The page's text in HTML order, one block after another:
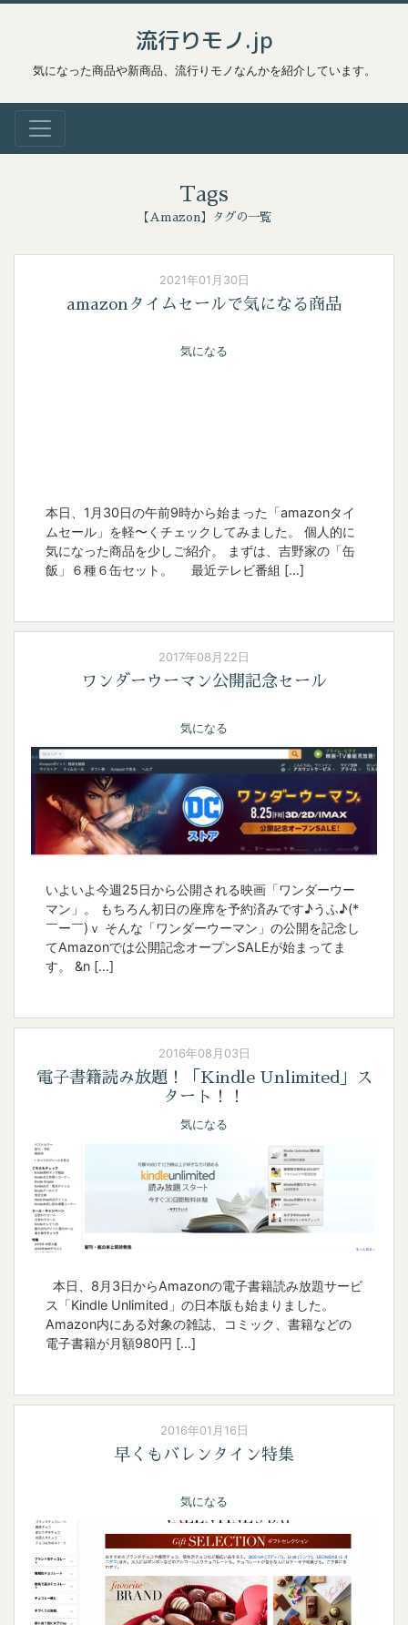
流行りモノ.jp
気になった商品や新商品、流行りモノなんかを紹介しています。
Tags
【Amazon】タグの一覧
2021年01月30日
amazonタイムセールで気になる商品
気になる
本日、1月30日の午前9時から始まった「amazonタイ
ムセール」を軽〜くチェックしてみました。 個人的に
気になった商品を少しご紹介。 まずは、吉野家の「缶
飯」６種６缶セット。 最近テレビ番組 […]
2017年08月22日
ワンダーウーマン公開記念セール
気になる
いよいよ今週25日から公開される映画「ワンダーウー
マン」。 もちろん初日の座席を予約済みです♪うふ♪(*
￣ー￣)ｖ そんな「ワンダーウーマン」の公開を記念し
てAmazonでは公開記念オープンSALEが始まってま
す。 &n […]
2016年08月03日
電子書籍読み放題！「Kindle Unlimited」ス
タート！！
気になる
本日、8月3日からAmazonの電子書籍読み放題サービ
ス「Kindle Unlimited」の日本版も始まりました。
Amazon内にある対象の雑誌、コミック、書籍などの
電子書籍が月額980円 […]
2016年01月16日
早くもバレンタイン特集
気になる